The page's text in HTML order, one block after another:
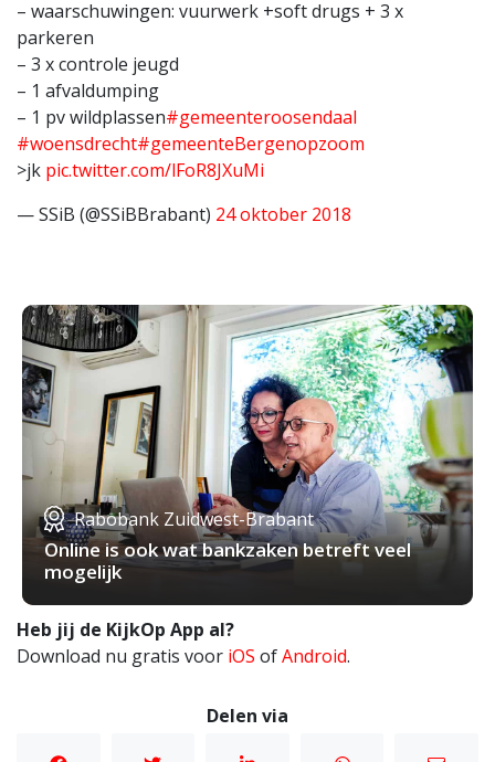
– waarschuwingen: vuurwerk +soft drugs + 3 x
parkeren
– 3 x controle jeugd
– 1 afvaldumping
– 1 pv wildplassen#gemeenteroosendaal
#woensdrecht#gemeenteBergenopzoom
>jk pic.twitter.com/lFoR8JXuMi
— SSiB (@SSiBBrabant) 24 oktober 2018
Rabobank Zuidwest-Brabant
Online is ook wat bankzaken betreft veel
mogelijk
Heb jij de KijkOp App al?
Download nu gratis voor iOS ofAndroid.
Delen via